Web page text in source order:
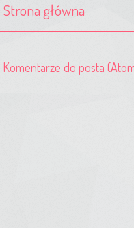
Strona główna
Komentarze do posta